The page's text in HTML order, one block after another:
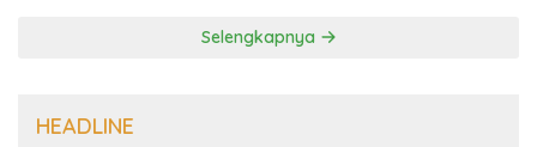
Selengkapnya
HEADLINE